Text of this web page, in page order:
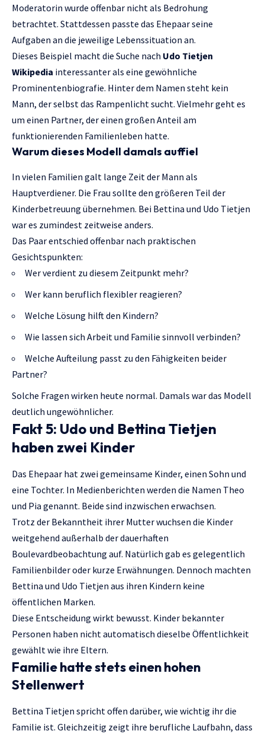
Moderatorin wurde offenbar nicht als Bedrohung
betrachtet. Stattdessen passte das Ehepaar seine
Aufgaben an die jeweilige Lebenssituation an.
Dieses Beispiel macht die Suche nach Udo Tietjen
Wikipedia interessanter als eine gewöhnliche
Prominentenbiografie. Hinter dem Namen steht kein
Mann, der selbst das Rampenlicht sucht. Vielmehr geht es
um einen Partner, der einen großen Anteil am
funktionierenden Familienleben hatte.
Warum dieses Modell damals auffiel
In vielen Familien galt lange Zeit der Mann als
Hauptverdiener. Die Frau sollte den größeren Teil der
Kinderbetreuung übernehmen. Bei Bettina und Udo Tietjen
war es zumindest zeitweise anders.
Das Paar entschied offenbar nach praktischen
Gesichtspunkten:
Wer verdient zu diesem Zeitpunkt mehr?
Wer kann beruflich flexibler reagieren?
Welche Lösung hilft den Kindern?
Wie lassen sich Arbeit und Familie sinnvoll verbinden?
Welche Aufteilung passt zu den Fähigkeiten beider
Partner?
Solche Fragen wirken heute normal. Damals war das Modell
deutlich ungewöhnlicher.
Fakt 5: Udo und Bettina Tietjen
haben zwei Kinder
Das Ehepaar hat zwei gemeinsame Kinder, einen Sohn und
eine Tochter. In Medienberichten werden die Namen Theo
und Pia genannt. Beide sind inzwischen erwachsen.
Trotz der Bekanntheit ihrer Mutter wuchsen die Kinder
weitgehend außerhalb der dauerhaften
Boulevardbeobachtung auf. Natürlich gab es gelegentlich
Familienbilder oder kurze Erwähnungen. Dennoch machten
Bettina und Udo Tietjen aus ihren Kindern keine
öffentlichen Marken.
Diese Entscheidung wirkt bewusst. Kinder bekannter
Personen haben nicht automatisch dieselbe Öffentlichkeit
gewählt wie ihre Eltern.
Familie hatte stets einen hohen
Stellenwert
Bettina Tietjen spricht offen darüber, wie wichtig ihr die
Familie ist. Gleichzeitig zeigt ihre berufliche Laufbahn, dass